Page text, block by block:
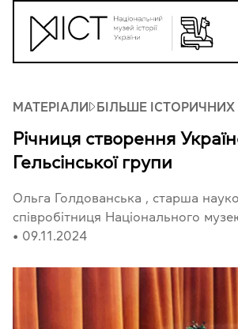
МАТЕРІАЛИ БІЛЬШЕ ІСТОРИЧНИХ
Річниця створення
Гельсінської групи
Ольга Голдованська
, старша
співробітниця Національного
• 09.11.2024